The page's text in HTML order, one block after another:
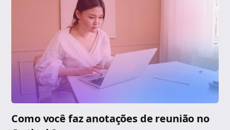
Como você faz anotações de reunião no